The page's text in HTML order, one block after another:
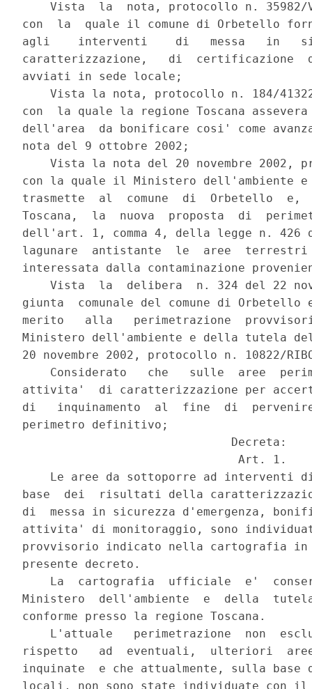
Vista  la  nota, protocollo n.
con  la  quale il comune di Orbetello
agli    interventi    di   messa   in
caratterizzazione,   di  certificazione
avviati in sede locale;
Vista la nota, protocollo n. 184/
con  la quale la regione Toscana
dell'area  da bonificare cosi' come
nota del 9 ottobre 2002;
Vista la nota del 20 novembre 2002,
con la quale il Ministero
trasmette  al  comune  di  Orbetello  e,
Toscana,  la  nuova  proposta  di
dell'art. 1, comma 4, della legge n. 426
lagunare  antistante  le  aree  terrestri
interessata dalla contaminazione
Vista  la  delibera  n. 324 del 22
giunta  comunale del comune di Orbetello
merito   alla   perimetrazione
Ministero dell'ambiente e della tutela
20 novembre 2002, protocollo n. 10822/
Considerato   che   sulle  aree
attivita'  di caratterizzazione per
di   inquinamento  al  fine  di
perimetro definitivo;
                              Decreta:
                               Art. 1.
Le aree da sottoporre ad interventi
base  dei  risultati della
di  messa in sicurezza d'emergenza,
attivita' di monitoraggio, sono
provvisorio indicato nella cartografia
presente decreto.
La  cartografia  ufficiale  e'
Ministero  dell'ambiente  e  della
conforme presso la regione Toscana.
L'attuale   perimetrazione  non
rispetto   ad  eventuali,  ulteriori
inquinate  e che attualmente, sulla
locali, non sono state individuate con il